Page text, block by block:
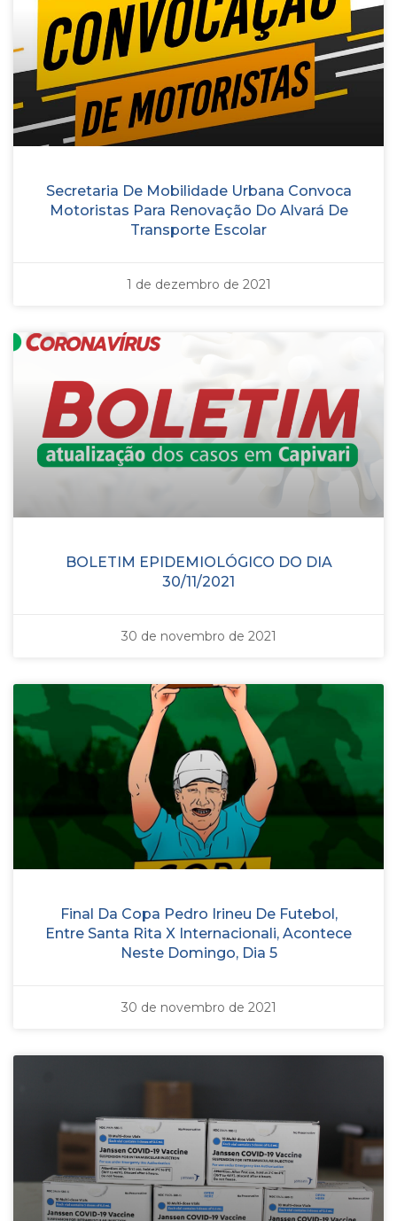
Secretaria De Mobilidade Urbana Convoca
Motoristas Para Renovação Do Alvará De
Transporte Escolar
1 de dezembro de 2021
BOLETIM EPIDEMIOLÓGICO DO DIA
30/11/2021
30 de novembro de 2021
Final Da Copa Pedro Irineu De Futebol,
Entre Santa Rita X Internacionali, Acontece
Neste Domingo, Dia 5
30 de novembro de 2021